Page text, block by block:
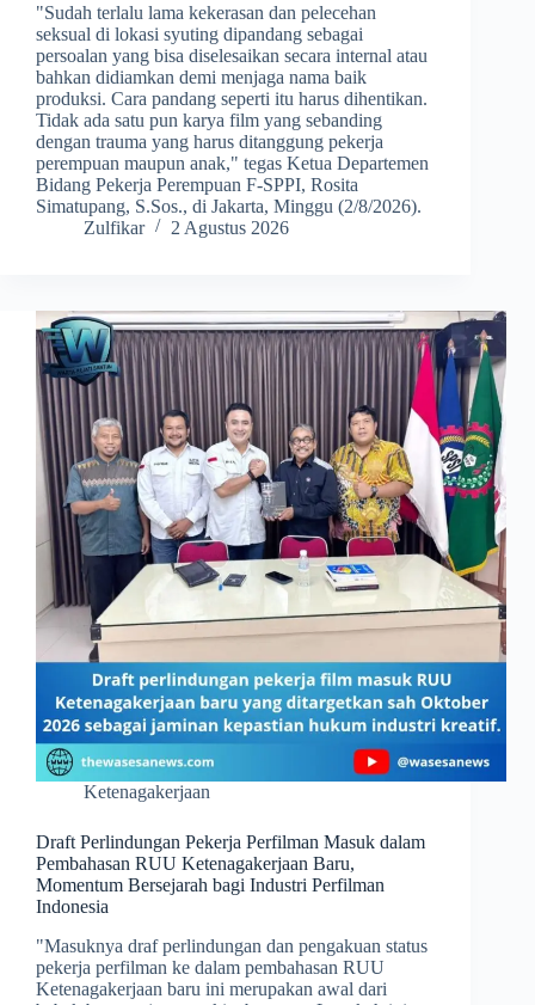
​"Sudah terlalu lama kekerasan dan pelecehan
seksual di lokasi syuting dipandang sebagai
persoalan yang bisa diselesaikan secara internal atau
bahkan didiamkan demi menjaga nama baik
produksi. Cara pandang seperti itu harus dihentikan.
Tidak ada satu pun karya film yang sebanding
dengan trauma yang harus ditanggung pekerja
perempuan maupun anak," tegas Ketua Departemen
Bidang Pekerja Perempuan F-SPPI, Rosita
Simatupang, S.Sos., di Jakarta, Minggu (2/8/2026).
Zulfikar
2 Agustus 2026
Ketenagakerjaan
Draft Perlindungan Pekerja Perfilman Masuk dalam
Pembahasan RUU Ketenagakerjaan Baru,
Momentum Bersejarah bagi Industri Perfilman
Indonesia
​"Masuknya draf perlindungan dan pengakuan status
pekerja perfilman ke dalam pembahasan RUU
Ketenagakerjaan baru ini merupakan awal dari